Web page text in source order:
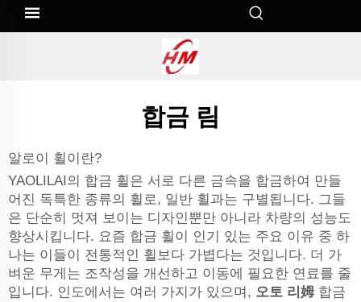
합금 림
알로이 휠이란?
YAOLILAI의 합금 휠은 서로 다른 금속을 합금하여 만들
어진 독특한 종류의 휠로, 일반 휠과는 구별됩니다. 그들
은 단순히 멋져 보이는 디자인뿐만 아니라 차량의 성능도
향상시킵니다. 요즘 합금 휠이 인기 있는 주요 이유 중 하
나는 이들이 전통적인 휠보다 가볍다는 것입니다. 더 가
벼운 무게는 조작성을 개선하고 이동에 필요한 연료를 줄
입니다. 인도에서는 여러 가지가 있으며, 오토 리姆 합금